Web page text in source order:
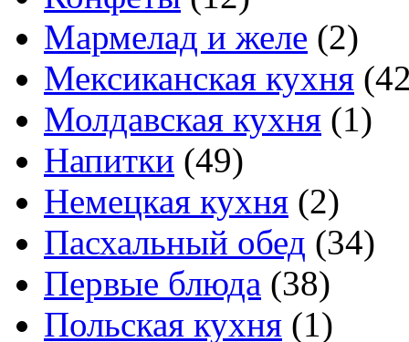
Мармелад и желе (2)
Мексиканская кухня
Молдавская кухня (1)
Напитки (49)
Немецкая кухня (2)
Пасхальный обед (34)
Первые блюда (38)
Польская кухня (1)